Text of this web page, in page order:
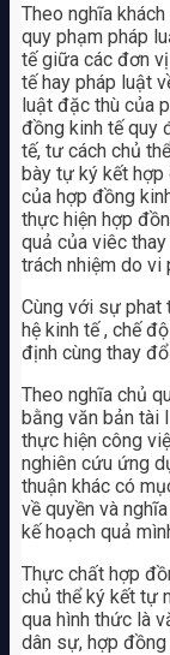
Theo nghĩa
quy phạm pháp
tế giữa các đơn
tế hay pháp luật
luật đặc thù của
đồng kinh tế quy
tế, tư cách chủ
bày tự ký kết hợp
của hợp đồng
thực hiện hợp
quả của viêc
trách nhiệm do vi
Cùng với sự phat
hệ kinh tế , chế
định cùng thay
Theo nghĩa chủ
bằng văn bản tài
thực hiện công
nghiên cứu ứng
thuận khác có
về quyền và
kế hoạch quả
Thực chất hợp
chủ thể ký kết tự
qua hình thức là
dân sự, hợp